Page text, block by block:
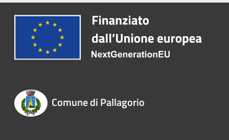
Comune di Pallagorio